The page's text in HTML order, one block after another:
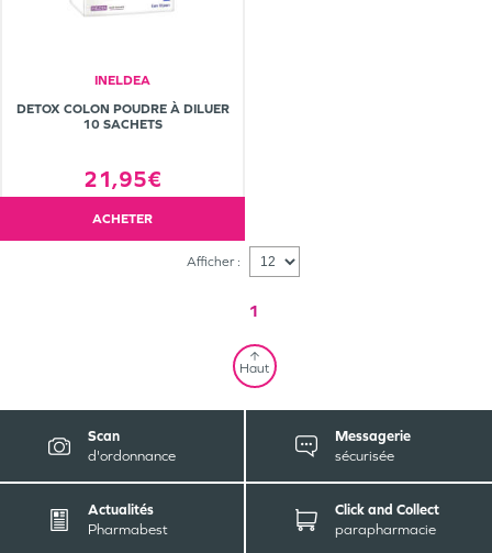
INELDEA
DETOX COLON POUDRE À DILUER
10 SACHETS
21,95€
ACHETER
Afficher :
1
Haut
Scan
d'ordonnance
Messagerie
sécurisée
Actualités
Pharmabest
Click and Collect
parapharmacie